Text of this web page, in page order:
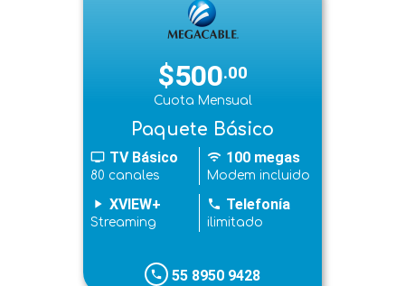
$500.00
Cuota Mensual
Paquete Básico
tv TV Básico
80 canales
wifi 100 megas
Modem incluido
play_arrow XVIEW+
Streaming
phone Telefonía
ilimitado
phone 55 8950 9428